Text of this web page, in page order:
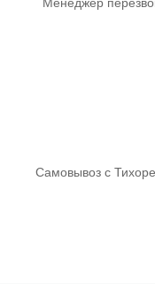
Самовывоз с